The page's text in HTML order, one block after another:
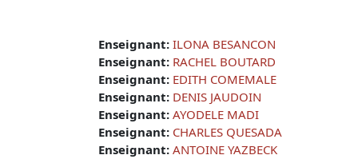
Enseignant: ILONA BESANCON
Enseignant: RACHEL BOUTARD
Enseignant: EDITH COMEMALE
Enseignant: DENIS JAUDOIN
Enseignant: AYODELE MADI
Enseignant: CHARLES QUESADA
Enseignant: ANTOINE YAZBECK